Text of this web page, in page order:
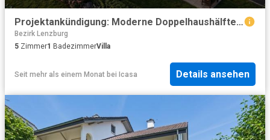
Projektankündigung: Moderne Doppelhaushälften in Hunzenschwil
Bezirk Lenzburg
5 Zimmer1 BadezimmerVilla
Seit mehr als einem Monat bei Icasa Details ansehen